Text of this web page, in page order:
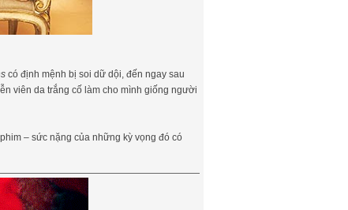
có định mệnh bị soi dữ dội, đến ngay sau
viên da trắng cố làm cho mình giống người
– sức nặng của những kỳ vọng đó có